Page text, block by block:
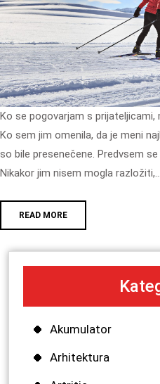
Ko se pogovarjam s prijateljicami, mi povedo, da najraje smučajo.
Ko sem jim omenila, da je meni
so bile presenečene. Predvsem
Nikakor jim nisem mogla razložiti,…
READ MORE
Akumulator
Arhitektura